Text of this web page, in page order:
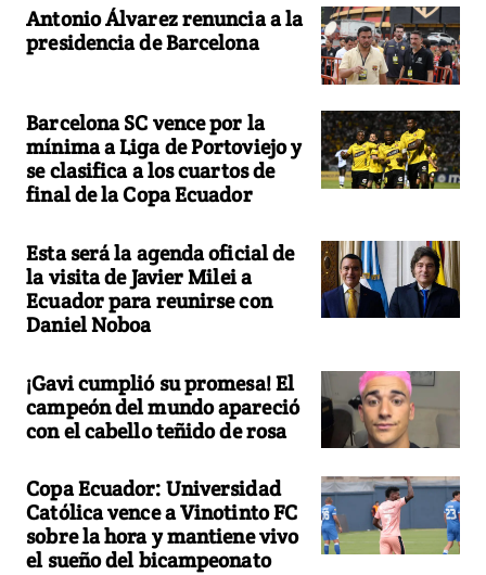
Antonio Álvarez renuncia a la
presidencia de Barcelona
Barcelona SC vence por la
mínima a Liga de Portoviejo y
se clasifica a los cuartos de
final de la Copa Ecuador
Esta será la agenda oficial de
la visita de Javier Milei a
Ecuador para reunirse con
Daniel Noboa
¡Gavi cumplió su promesa! El
campeón del mundo apareció
con el cabello teñido de rosa
Copa Ecuador: Universidad
Católica vence a Vinotinto FC
sobre la hora y mantiene vivo
el sueño del bicampeonato